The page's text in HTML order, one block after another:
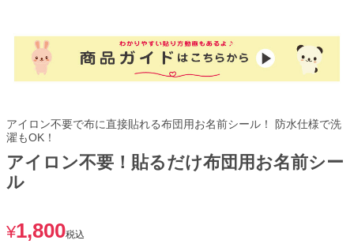
アイロン不要で布に直接貼れる布団用お名前シール！ 防水仕様で洗
濯もOK！
アイロン不要！貼るだけ布団用お名前シー
ル
¥1,800税込